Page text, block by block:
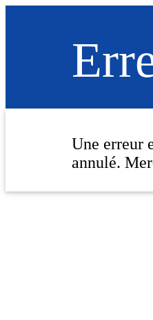
Une erreur
annulé.